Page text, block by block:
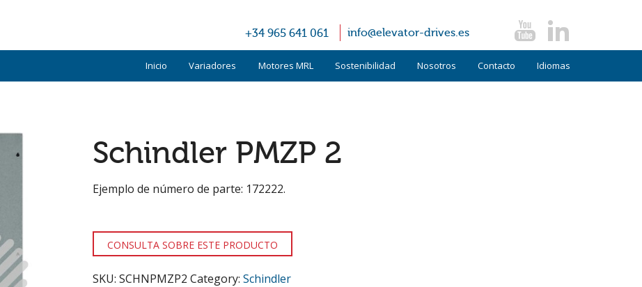
+34 965 641 061 info@elevator-drives.es
Idiomas
Contacto
Nosotros
Sostenibilidad
Motores MRL
Variadores
Schindler
TKE
Inicio
Schindler PMZP 2
Ejemplo de número de parte: 172222.
CONSULTA SOBRE ESTE PRODUCTO
SKU: SCHNPMZP2 Category: Schindler